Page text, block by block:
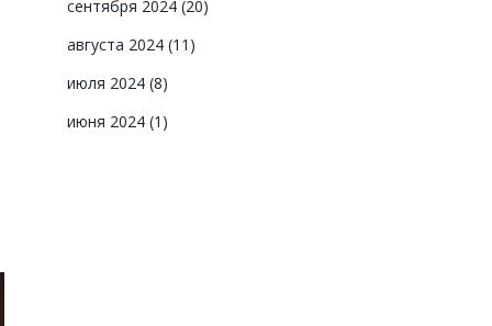
сентября 2024 (20)
августа 2024 (11)
июля 2024 (8)
июня 2024 (1)